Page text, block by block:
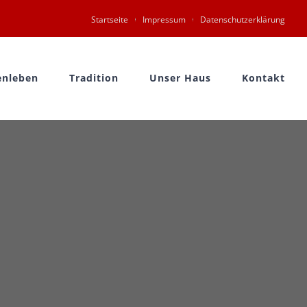
Startseite Impressum Datenschutzerklärung
Tradition Unser Haus Kontakt